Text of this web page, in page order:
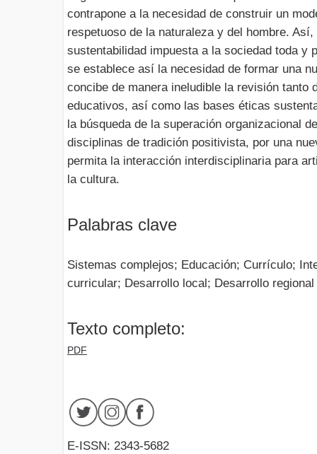
contrapone a la necesidad de construir un
respetuoso de la naturaleza y del hombre.
sustentabilidad impuesta a la sociedad toda y
se establece así la necesidad de formar una
concibe de manera ineludible la revisión tanto
educativos, así como las bases éticas
la búsqueda de la superación organizacional
disciplinas de tradición positivista, por una
permita la interacción interdisciplinaria para
la cultura.
Palabras clave
Sistemas complejos; Educación; Currículo;
curricular; Desarrollo local; Desarrollo regional
Texto completo:
PDF
E-ISSN: 2343-5682